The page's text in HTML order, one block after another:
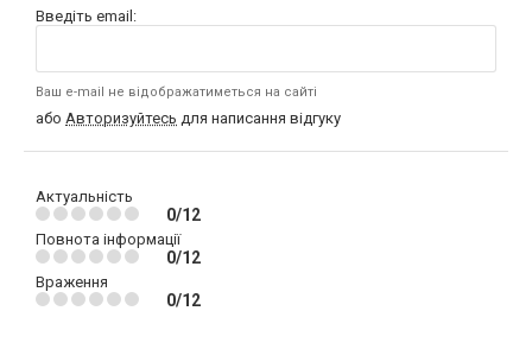
Введіть email:
Ваш e-mail не відображатиметься на сайті
або Авторизуйтесь для написання відгуку
Актуальність
0/12
Повнота інформації
0/12
Враження
0/12